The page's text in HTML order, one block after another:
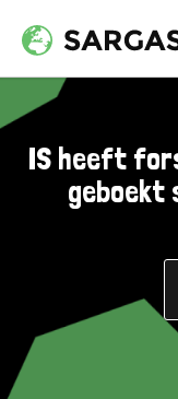
IS heeft
geboekt